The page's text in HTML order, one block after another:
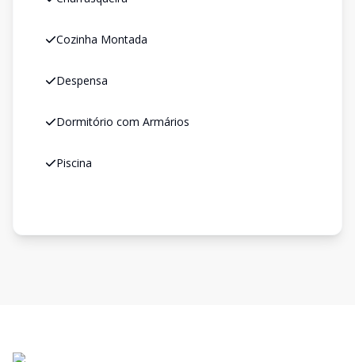
Cozinha Montada
Despensa
Dormitório com Armários
Piscina